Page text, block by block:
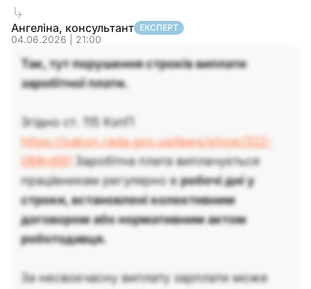
Ангеліна, консультант ЕКСПЕРТ
04.06.2026 | 21:00
Так, тут порушення строків виплати
заробітної плати.
Згідно ст. 115 КзпП
https://zakon.rada.gov.ua/laws/show/322-
08#n691
Заробітна плата виплачується
працівникам регулярно вробочі дні у
строки, встановлені колективним
договором або нормативним актом
роботодавця.
За несвоєчасну виплату зарплати може